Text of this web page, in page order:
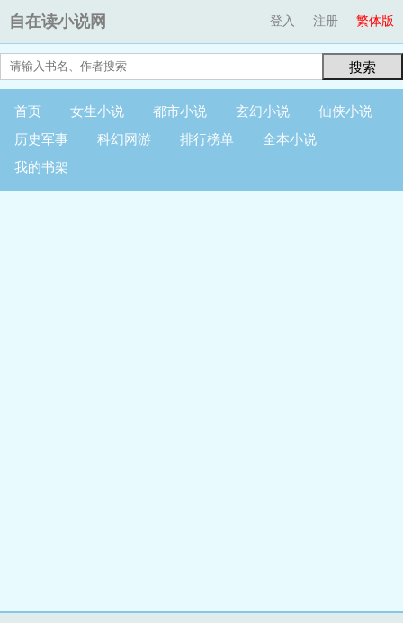
自在读小说网 繁体版
登入 注册
搜索
首页 女生小说 都市小说 玄幻小说
仙侠小说
历史军事
科幻网游 排行榜单
全本小说
我的书架